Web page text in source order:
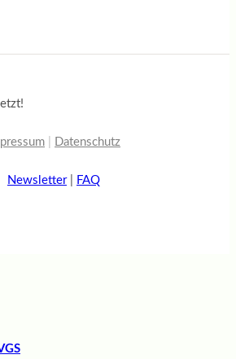
Datenschutz
Newsletter| FAQ